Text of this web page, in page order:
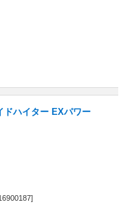
ドハイター EXパワー